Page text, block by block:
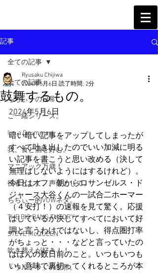
記事
全ての記事
ちぢぃーの日常
ご一緒シリーズ。
I'm a Drummer!
我、食と酒を好む。
マニアック万歳！
役者として、声優として。
ちぢぃー的VOWネタ。
THE BIG BANG THEORY
STEVE McQUEEN
吹き替えが好き！！
「ウルトラ」の世界。
全ての記事
鼓舞するもの。
Ryusaku Chijiwa
2024年5月6日 読了時間: 2分
2024年5月6日
暗い暗い記事をアップしてしまったが
すべて吐き出したのでいい加減に明る
い記事を書こうと思い改める（決して
無理はしないようにはするけれど）。
今日はオフ、朝からロサンゼルス・ド
ジャース大谷くんの一試合二ホーマー
（４安打！）の速報を見て驚く。応援
はしているが決してすべてにおいて好
調と言うわけではないし、得点圏打率
がちょっと・・・などと言っていたの
はほんの数日前のこと。いつもいつも
いい意味で裏切ってくれるところが本